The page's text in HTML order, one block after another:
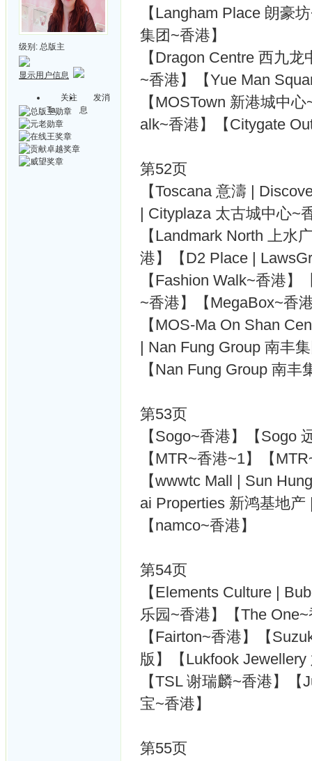
级别: 总版主
显示用户信息
关注
Ta
发消
息
【Langham Place 朗豪
集团~香港】
【Dragon Centre 西九
~香港】【Yue Man
【MOSTown 新港城中
alk~香港】【Citygate
第52页
【Toscana 意濤 |
| Cityplaza 太古城中心~
【Landmark North 上水
港】【D2 Place |
【Fashion Walk~香港
~香港】【MegaBox~香
【MOS-Ma On Shan
| Nan Fung Group 南丰
【Nan Fung Group 南丰
第53页
【Sogo~香港】【Sogo
【MTR~香港~1】【
【wwwtc Mall | Sun
ai Properties 新鸿基地
【namco~香港】
第54页
【Elements Culture |
乐园~香港】【The
【Fairton~香港】【
版】【Lukfook
【TSL 谢瑞麟~香港】
宝~香港】
第55页